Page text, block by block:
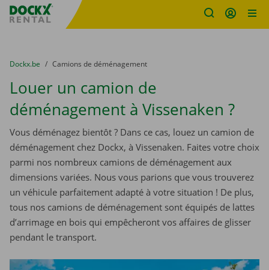
sitename
You are here:
du
Dockx.be to
Camions de déménagement
Louer un camion de
déménagement à Vissenaken ?
Vous déménagez bientôt ? Dans ce cas, louez un camion de
déménagement chez Dockx, à Vissenaken. Faites votre choix
parmi nos nombreux camions de déménagement aux
dimensions variées. Nous vous parions que vous trouverez
un véhicule parfaitement adapté à votre situation ! De plus,
tous nos camions de déménagement sont équipés de lattes
d’arrimage en bois qui empêcheront vos affaires de glisser
pendant le transport.